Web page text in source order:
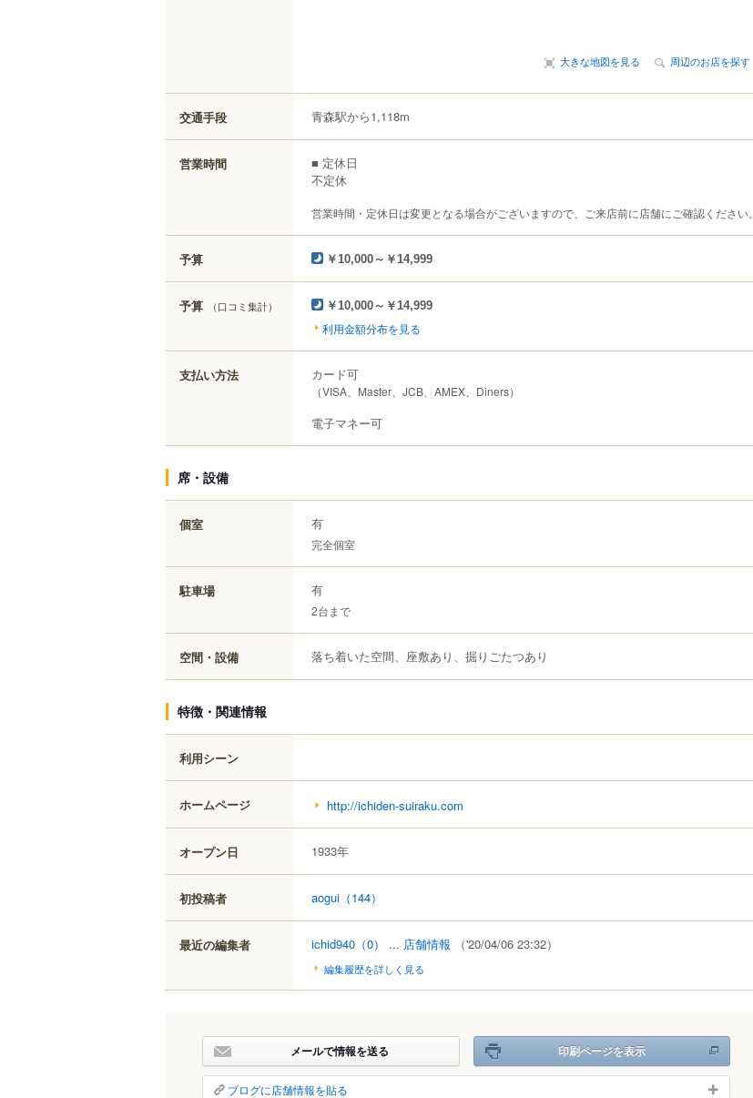
大きな地図を見る 周辺のお店を探す
交通手段 青森駅から1,118m
営業時間
■ 定休日
不定休
営業時間・定休日は変更となる場合がございますので、ご来店前に店舗にご確認ください。
予算 ￥10,000～￥14,999
予算 （口コミ集計） ￥10,000～￥14,999
利用金額分布を見る
支払い方法 カード可
（VISA、Master、JCB、AMEX、Diners）
電子マネー可
席・設備
個室 有
完全個室
駐車場 有
2台まで
空間・設備 落ち着いた空間、座敷あり、掘りごたつあり
特徴・関連情報
利用シーン
ホームページ http://ichiden-suiraku.com
オープン日 1933年
初投稿者 aogui （144）
最近の編集者 ichid940 （0） ... 店舗情報 （'20/04/06 23:32）
編集履歴を詳しく見る
メールで情報を送る 印刷ページを表示
ブログに店舗情報を貼る